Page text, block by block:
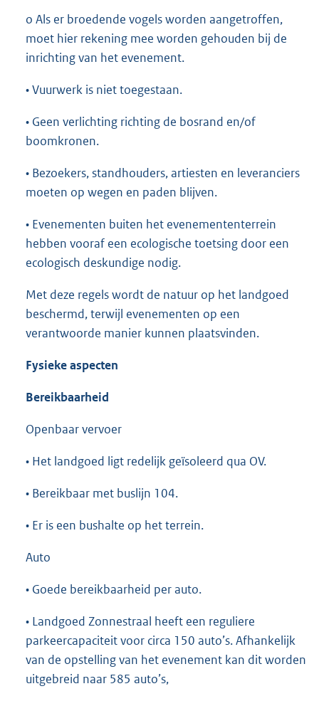
o Als er broedende vogels worden aangetroffen,
moet hier rekening mee worden gehouden bij de
inrichting van het evenement.
• Vuurwerk is niet toegestaan.
• Geen verlichting richting de bosrand en/of
boomkronen.
• Bezoekers, standhouders, artiesten en leveranciers
moeten op wegen en paden blijven.
• Evenementen buiten het evenemententerrein
hebben vooraf een ecologische toetsing door een
ecologisch deskundige nodig.
Met deze regels wordt de natuur op het landgoed
beschermd, terwijl evenementen op een
verantwoorde manier kunnen plaatsvinden.
Fysieke aspecten
Bereikbaarheid
Openbaar vervoer
• Het landgoed ligt redelijk geïsoleerd qua OV.
• Bereikbaar met buslijn 104.
• Er is een bushalte op het terrein.
Auto
• Goede bereikbaarheid per auto.
• Landgoed Zonnestraal heeft een reguliere
parkeercapaciteit voor circa 150 auto’s. Afhankelijk
van de opstelling van het evenement kan dit worden
uitgebreid naar 585 auto’s,